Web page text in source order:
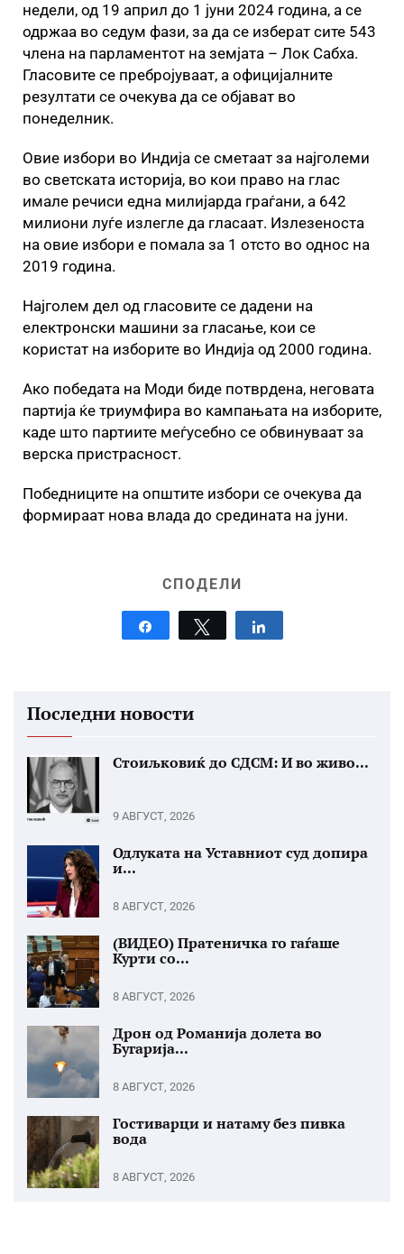
недели, од 19 април до 1 јуни 2024 година, а се
одржаа во седум фази, за да се изберат сите 543
члена на парламентот на земјата – Лок Сабха.
Гласовите се пребројуваат, а официјалните
резултати се очекува да се објават во
понеделник.
Овие избори во Индија се сметаат за најголеми
во светската историја, во кои право на глас
имале речиси една милијарда граѓани, а 642
милиони луѓе излегле да гласаат. Излезеноста
на овие избори е помала за 1 отсто во однос на
2019 година.
Најголем дел од гласовите се дадени на
електронски машини за гласање, кои се
користат на изборите во Индија од 2000 година.
Ако победата на Моди биде потврдена, неговата
партија ќе триумфира во кампањата на изборите,
каде што партиите меѓусебно се обвинуваат за
верска пристрасност.
Победниците на општите избори се очекува да
формираат нова влада до средината на јуни.
СПОДЕЛИ
Tweet
Последни новости
Стоиљковиќ до СДСМ: И во живо...
9 АВГУСТ, 2026
Одлуката на Уставниот суд допира
и...
8 АВГУСТ, 2026
(ВИДЕО) Пратеничка го гаѓаше
Курти со...
8 АВГУСТ, 2026
Дрон од Романија долета во
Бугарија...
8 АВГУСТ, 2026
Гостиварци и натаму без пивка
вода
8 АВГУСТ, 2026